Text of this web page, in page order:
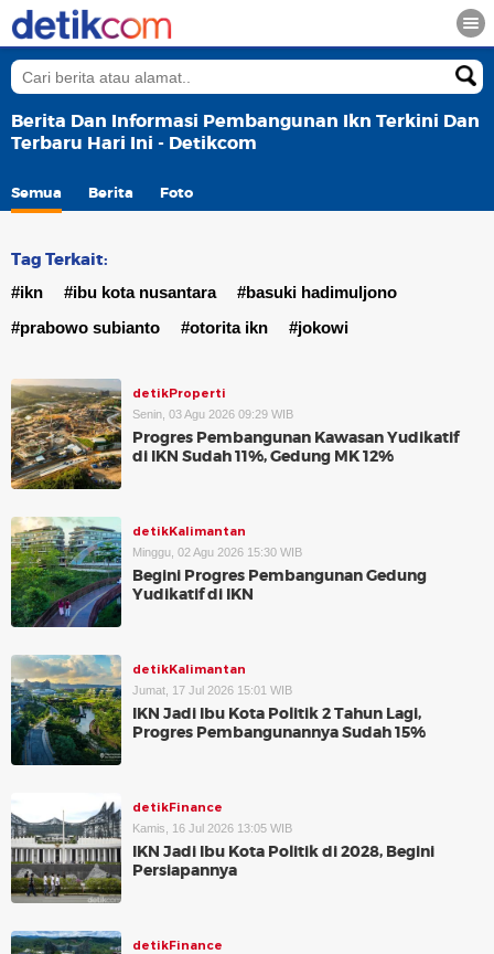
Berita Dan Informasi Pembangunan Ikn Terkini Dan
Terbaru Hari Ini - Detikcom
Semua Berita Foto
Tag Terkait:
#ikn #ibu kota nusantara
#basuki hadimuljono
#prabowo subianto
#otorita ikn #jokowi
detikProperti
Senin, 03 Agu 2026 09:29 WIB
Progres Pembangunan Kawasan Yudikatif
di IKN Sudah 11%, Gedung MK 12%
detikKalimantan
Minggu, 02 Agu 2026 15:30 WIB
Begini Progres Pembangunan Gedung
Yudikatif di IKN
detikKalimantan
Jumat, 17 Jul 2026 15:01 WIB
IKN Jadi Ibu Kota Politik 2 Tahun Lagi,
Progres Pembangunannya Sudah 15%
detikFinance
Kamis, 16 Jul 2026 13:05 WIB
IKN Jadi Ibu Kota Politik di 2028, Begini
Persiapannya
detikFinance